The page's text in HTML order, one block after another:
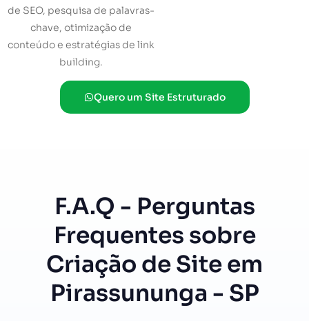
de SEO, pesquisa de palavras-
chave, otimização de
conteúdo e estratégias de link
building.
Quero um Site Estruturado
F.A.Q - Perguntas
Frequentes sobre
Criação de Site em
Pirassununga - SP